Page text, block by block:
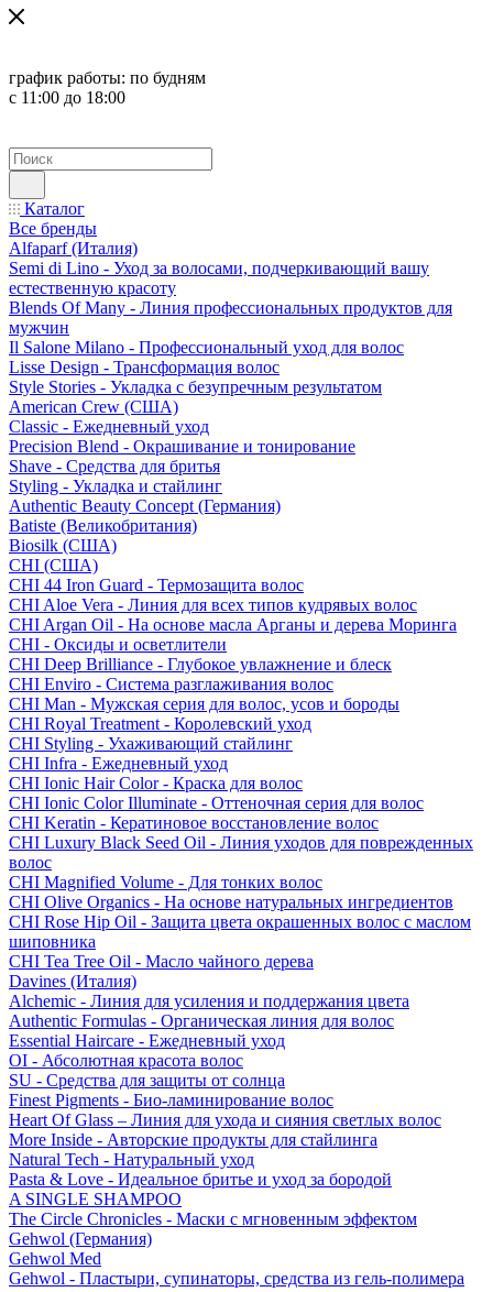
график работы: по будням
с 11:00 до 18:00
Каталог
Все бренды
Alfaparf (Италия)
Semi di Lino - Уход за волосами, подчеркивающий вашу
естественную красоту
Blends Of Many - Линия профессиональных продуктов для
мужчин
Il Salone Milano - Профессиональный уход для волос
Lisse Design - Трансформация волос
Style Stories - Укладка с безупречным результатом
American Crew (США)
Classic - Ежедневный уход
Precision Blend - Окрашивание и тонирование
Shave - Средства для бритья
Styling - Укладка и стайлинг
Authentic Beauty Concept (Германия)
Batiste (Великобритания)
Biosilk (США)
CHI (США)
CHI 44 Iron Guard - Термозащита волос
CHI Aloe Vera - Линия для всех типов кудрявых волос
CHI Argan Oil - На основе масла Арганы и дерева Моринга
CHI - Оксиды и осветлители
CHI Deep Brilliance - Глубокое увлажнение и блеск
CHI Enviro - Система разглаживания волос
CHI Man - Мужская серия для волос, усов и бороды
CHI Royal Treatment - Королевский уход
CHI Styling - Ухаживающий стайлинг
CHI Infra - Ежедневный уход
CHI Ionic Hair Color - Краска для волос
CHI Ionic Color Illuminate - Оттеночная серия для волос
CHI Keratin - Кератиновое восстановление волос
CHI Luxury Black Seed Oil - Линия уходов для поврежденных
волос
CHI Magnified Volume - Для тонких волос
CHI Olive Organics - На основе натуральных ингредиентов
CHI Rose Hip Oil - Защита цвета окрашенных волос с маслом
шиповника
CHI Tea Tree Oil - Масло чайного дерева
Davines (Италия)
Alchemic - Линия для усиления и поддержания цвета
Authentic Formulas - Органическая линия для волос
Essential Haircare - Eжедневный уход
OI - Абсолютная красота волос
SU - Средства для защиты от солнца
Finest Pigments - Био-ламинирование волос
Heart Of Glass – Линия для ухода и сияния светлых волос
More Inside - Авторские продукты для стайлинга
Natural Tech - Натуральный уход
Pasta & Love - Идеальное бритье и уход за бородой
A SINGLE SHAMPOO
The Circle Chronicles - Маски с мгновенным эффектом
Gehwol (Германия)
Gehwol Med
Gehwol - Пластыри, супинаторы, средства из гель-полимера